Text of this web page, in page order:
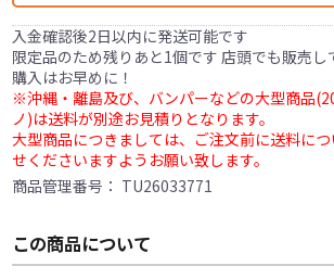
入金確認後2日以内に発送可能です
限定品のため残りあと1個です 店頭でも販売し
購入はお早めに！
※沖縄・離島及び、バンパーなどの大型商品
ノ)は送料が別途お見積りとなります。
大型商品につきましては、ご注文前に送料に
せくださいますようお願い致します。
商品管理番号： TU26033771
この商品について